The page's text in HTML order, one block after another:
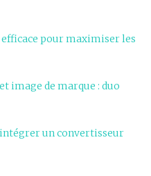
pour maximiser les
image de marque : duo
un convertisseur